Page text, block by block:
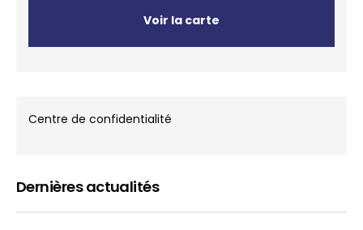
Voir la carte
Centre de confidentialité
Dernières actualités